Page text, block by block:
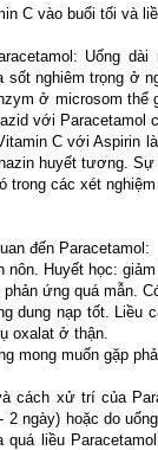
C vào buổi tối và
Uống
sốt nghiêm trọng ở
ở microsom
với Paracetamol
C với Aspirin
huyết tương.
trong các xét
đến Paracetamol:
nôn. Huyết học:
ứng quá mẫn.
dung nạp tốt.
oxalat ở thận.
mong muốn gặp
cách xử trí của
2 ngày) hoặc do
liều